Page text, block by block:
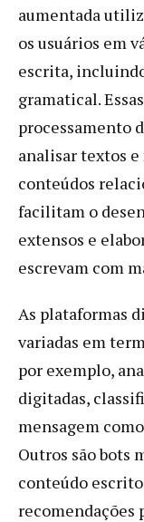
aumentada
os usuários em
escrita,
gramatical.
processamento
analisar textos
conteúdos
facilitam o
extensos e
escrevam com
As plataformas
variadas em
por exemplo,
digitadas,
mensagem
Outros são bots
conteúdo